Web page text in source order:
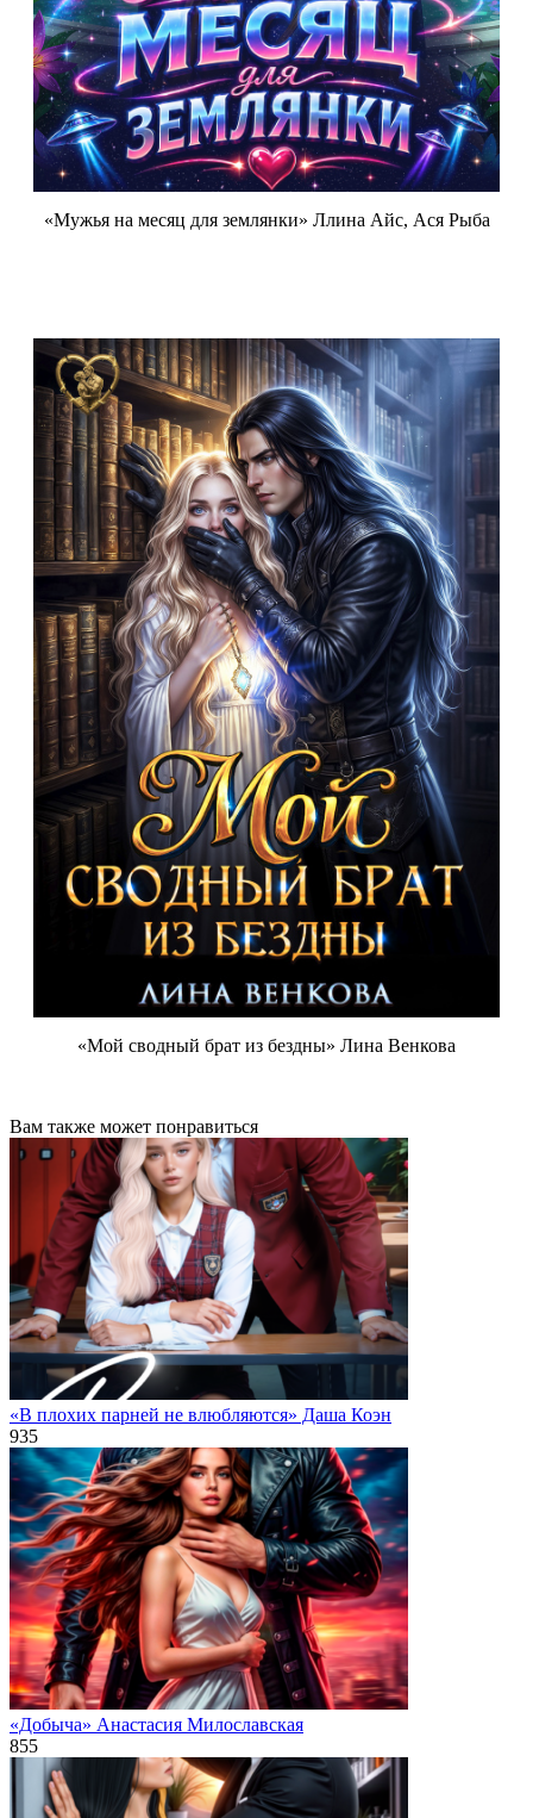
«Мужья на месяц для землянки» Ллина Айс, Ася Рыба
«Мой сводный брат из бездны» Лина Венкова
Вам также может понравиться
«В плохих парней не влюбляются» Даша Коэн
935
«Добыча» Анастасия Милославская
855